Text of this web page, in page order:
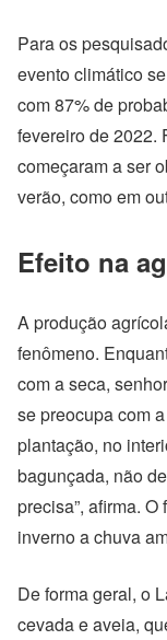
Para os
evento climático
com 87% de
fevereiro de 2022.
começaram a ser
verão, como em
Efeito na
A produção
fenômeno.
com a seca,
se preocupa com
plantação, no
bagunçada, não
precisa”, afirma.
inverno a chuva
De forma geral, o
cevada e aveia,